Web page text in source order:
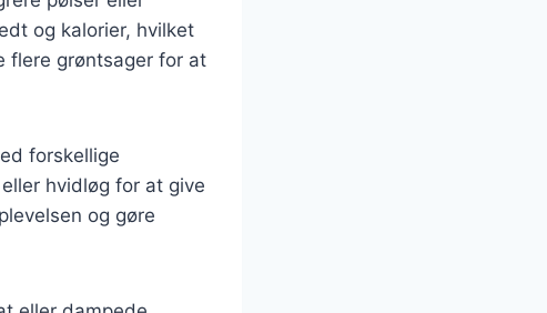
og kalorier, hvilket
flere grøntsager for at
forskellige
hvidløg for at give
og gøre